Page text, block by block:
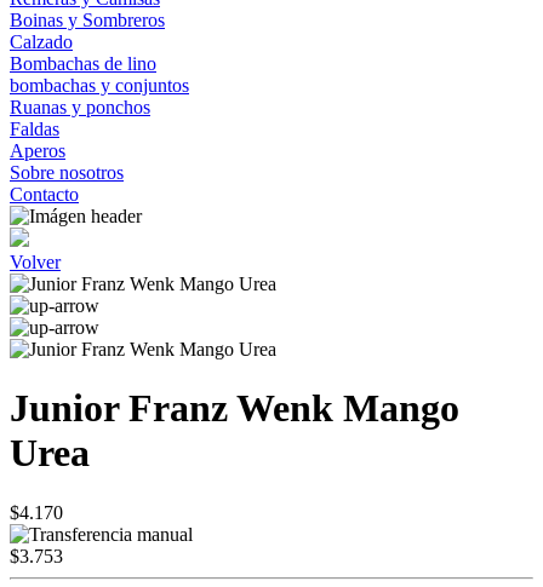
Boinas y Sombreros
Calzado
Bombachas de lino
bombachas y conjuntos
Ruanas y ponchos
Faldas
Aperos
Sobre nosotros
Contacto
Volver
Junior Franz Wenk Mango
Urea
$4.170
$3.753